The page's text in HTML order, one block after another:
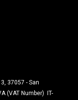
37057 - San
(VAT Number) IT-